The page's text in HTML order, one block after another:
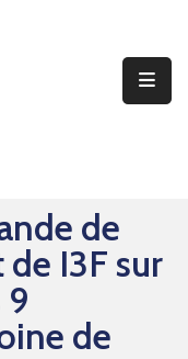
de
I3F sur
9
de